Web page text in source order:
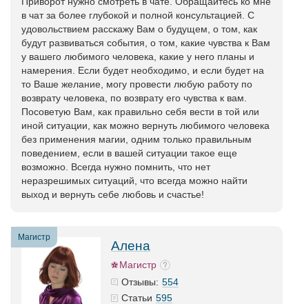
в чат за более глубокой и полной консультацией. С
удовольствием расскажу Вам о будущем, о том, как
будут развиваться события, о том, какие чувства к Вам
у вашего любимого человека, какие у него планы и
намерения. Если будет необходимо, и если будет на
то Ваше желание, могу провести любую работу по
возврату человека, по возврату его чувства к вам.
Посоветую Вам, как правильно себя вести в той или
иной ситуации, как можно вернуть любимого человека
без применения магии, одним только правильным
поведением, если в вашей ситуации такое еще
возможно. Всегда нужно помнить, что нет
неразрешимых ситуаций, что всегда можно найти
выход и вернуть себе любовь и счастье!
Магистр
Алена
Магистр
Отзывы: 554
Статьи 595